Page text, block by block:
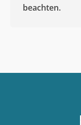
beachten.